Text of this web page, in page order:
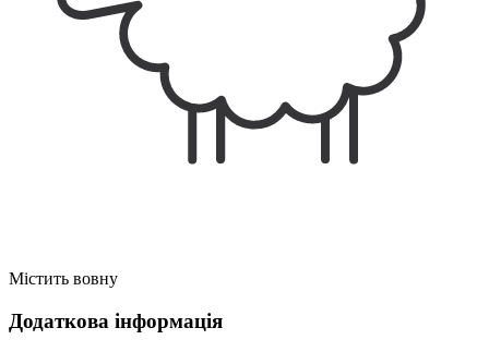
Містить вовну
Додаткова інформація